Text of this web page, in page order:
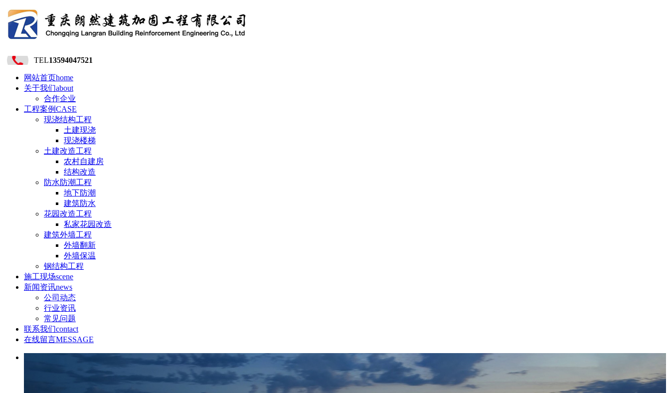
TEL13594047521
网站首页home
关于我们about
合作企业
工程案例CASE
现浇结构工程
土建现浇
现浇楼梯
土建改造工程
农村自建房
结构改造
防水防潮工程
地下防潮
建筑防水
花园改造工程
私家花园改造
建筑外墙工程
外墙翻新
外墙保温
钢结构工程
施工现场scene
新闻资讯news
公司动态
行业资讯
常见问题
联系我们contact
在线留言MESSAGE